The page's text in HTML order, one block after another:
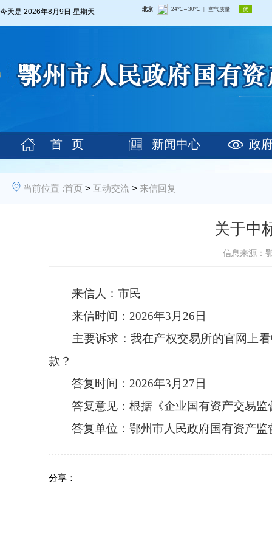
今天是 2026年8月9日 星期天
首 页 新闻中心 政
当前位置 :首页 > 互动交流 > 来信回复
关于中
信息来源：
来信人：市民
来信时间：2026年3月26日
主要诉求：我在产权交易所的官网上看
款？
答复时间：2026年3月27日
答复意见：根据《企业国有资产交易监
答复单位：鄂州市人民政府国有资产监
分享：